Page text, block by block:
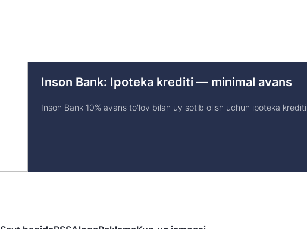
Inson Bank: Ipoteka krediti — minimal avans
Inson Bank 10% avans to'lov bilan uy sotib olish uchun ipoteka